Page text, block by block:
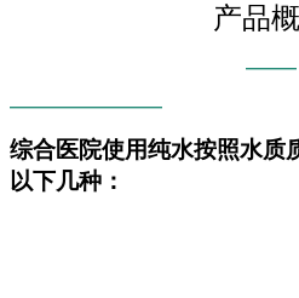
产品
———
—————————
综合医院使用纯水按照水质
以下几种：